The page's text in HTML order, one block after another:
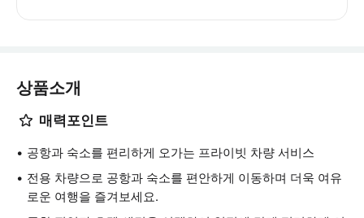
상품소개
매력포인트
공항과 숙소를 편리하게 오가는 프라이빗 차량 서비스
전용 차량으로 공항과 숙소를 편안하게 이동하며 더욱 여유
로운 여행을 즐겨보세요.